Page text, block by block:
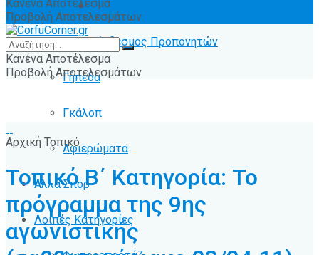
Ειδήσεις
Σύνδεσμος Προπονητών
Γήπεδα
Γκάλοπ
Αφιερώματα
Άλλα Σπόρ
Λοιπές Κατηγορίες
Κανένα Αποτέλεσμα
Προβολή Αποτελεσμάτων
Κανένα Αποτέλεσμα
Προβολή Αποτελεσμάτων
Αρχική Τοπικό
Τοπικό Β΄ Κατηγορία: Το
πρόγραμμα της 9ης
αγωνιστικής